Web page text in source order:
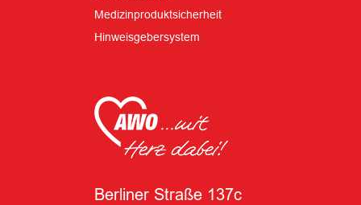
Medizinproduktsicherheit
Hinweisgebersystem
Berliner Straße 137c